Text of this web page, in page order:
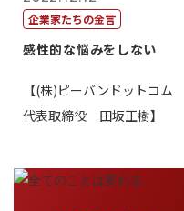
企業家たちの金言
感性的な悩みをしない
【(株)ピーバンドットコム
代表取締役 田坂正樹】